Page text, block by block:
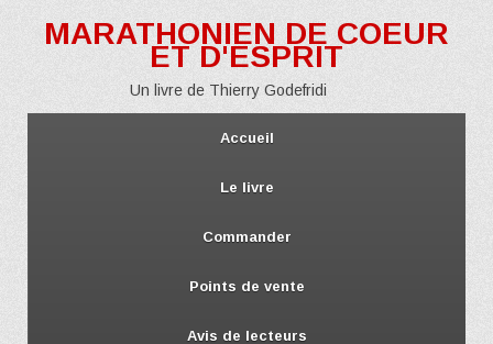
MARATHONIEN DE COEUR
ET D'ESPRIT
Un livre de Thierry Godefridi
Accueil
Le livre
Commander
Points de vente
Avis de lecteurs